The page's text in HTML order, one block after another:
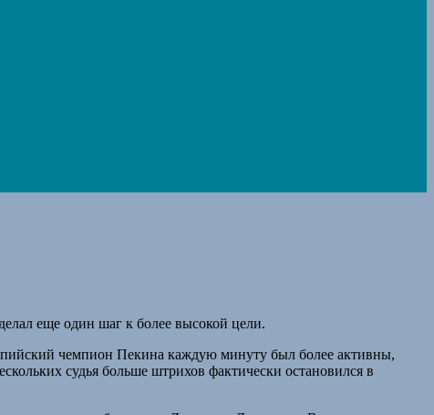
еще один шаг к более высокой цели.
чемпион Пекина каждую минуту был более активны,
судья больше штрихов фактически остановился в